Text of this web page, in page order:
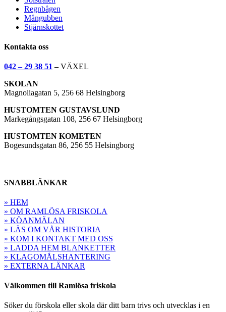
Regnbågen
Mångubben
Stjärnskottet
Kontakta oss
042 – 29 38 51–VÄXEL
SKOLAN
Magnoliagatan 5, 256 68 Helsingborg
HUSTOMTEN GUSTAVSLUND
Markegångsgatan 108, 256 67 Helsingborg
HUSTOMTEN KOMETEN
Bogesundsgatan 86, 256 55 Helsingborg
SNABBLÄNKAR
» HEM
» OM RAMLÖSA FRISKOLA
» KÖANMÄLAN
» LÄS OM VÅR HISTORIA
» KOM I KONTAKT MED OSS
» LADDA HEM BLANKETTER
» KLAGOMÅLSHANTERING
» EXTERNA LÄNKAR
Välkommen till Ramlösa friskola
Söker du förskola eller skola där ditt barn trivs och utvecklas i en